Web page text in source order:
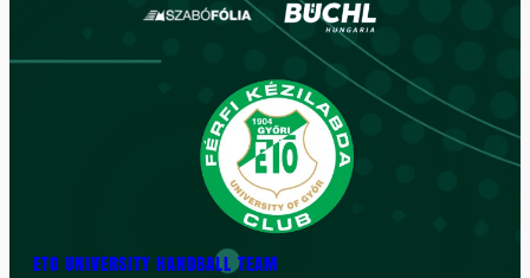
ETO UNIVERSITY HANDBALL TEAM